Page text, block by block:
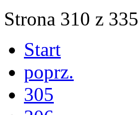
Strona 310 z 335
Start
poprz.
305